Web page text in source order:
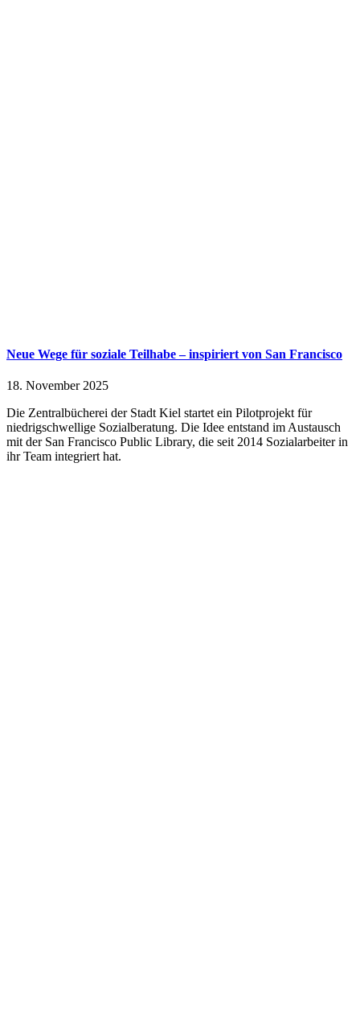
Neue Wege für soziale Teilhabe – inspiriert von San Francisco
18. November 2025
Die Zentralbücherei der Stadt Kiel startet ein Pilotprojekt für
niedrigschwellige Sozialberatung. Die Idee entstand im Austausch
mit der San Francisco Public Library, die seit 2014 Sozialarbeiter in
ihr Team integriert hat.